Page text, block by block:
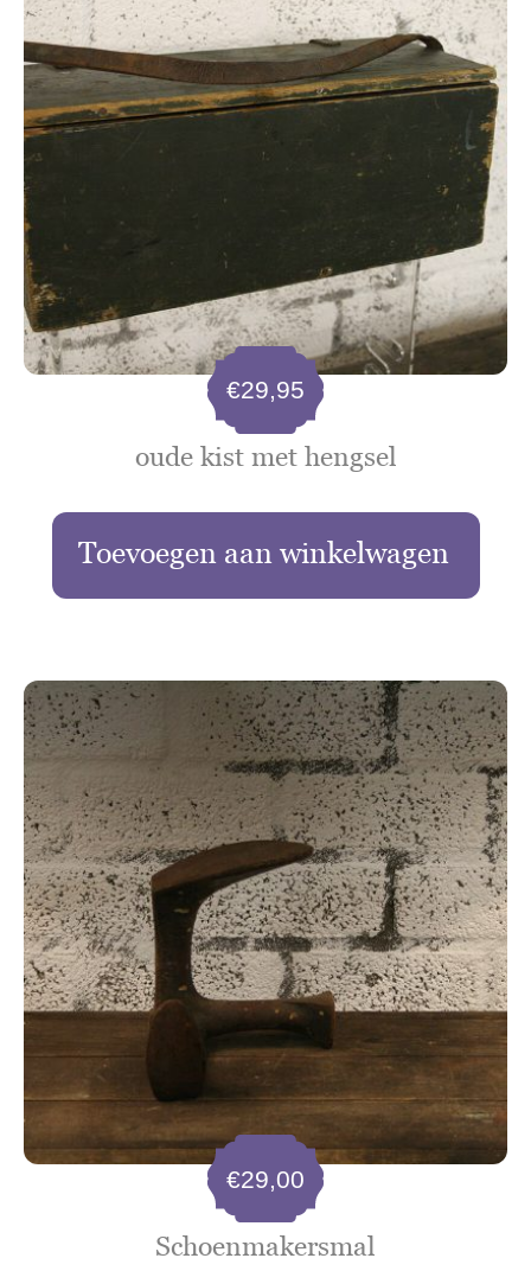
oude kist met hengsel
€29,95
Toevoegen aan winkelwagen
Schoenmakersmal
€29,00